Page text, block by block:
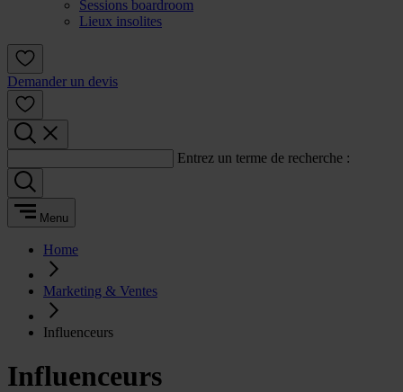
Sessions boardroom
Lieux insolites
Demander un devis
Entrez un terme de recherche :
Menu
Home
Marketing & Ventes
Influenceurs
Influenceurs